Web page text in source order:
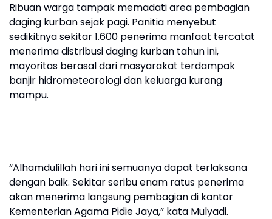
Ribuan warga tampak memadati area pembagian
daging kurban sejak pagi. Panitia menyebut
sedikitnya sekitar 1.600 penerima manfaat tercatat
menerima distribusi daging kurban tahun ini,
mayoritas berasal dari masyarakat terdampak
banjir hidrometeorologi dan keluarga kurang
mampu.
“Alhamdulillah hari ini semuanya dapat terlaksana
dengan baik. Sekitar seribu enam ratus penerima
akan menerima langsung pembagian di kantor
Kementerian Agama Pidie Jaya,” kata Mulyadi.